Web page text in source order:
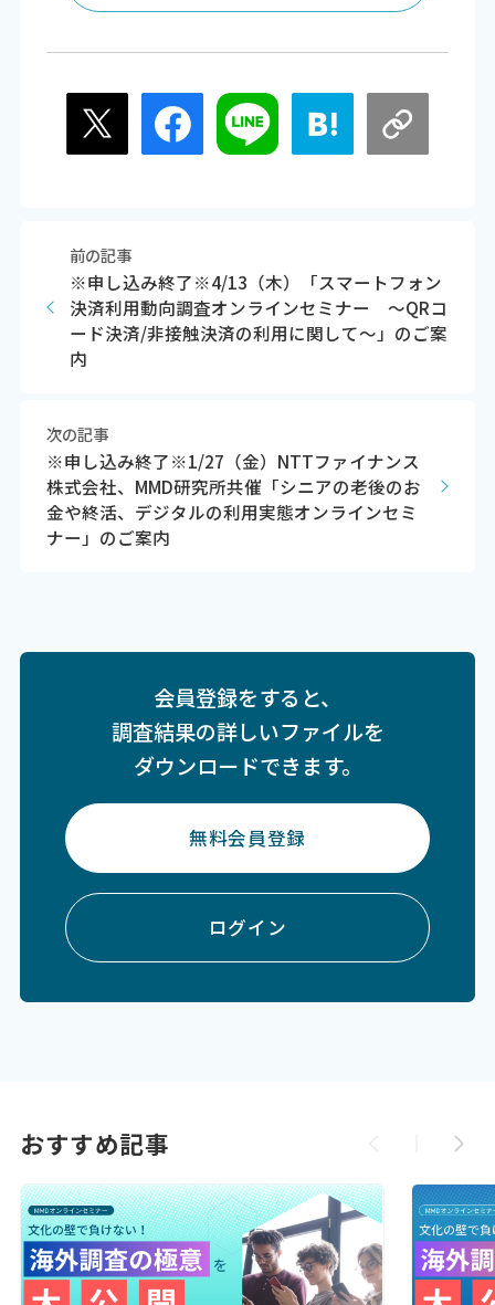
前の記事
※申し込み終了※4/13（木）「スマートフォン
決済利用動向調査オンラインセミナー ～QRコ
ード決済/非接触決済の利用に関して～」のご案
内
次の記事
※申し込み終了※1/27（金）NTTファイナンス
株式会社、MMD研究所共催「シニアの老後のお
金や終活、デジタルの利用実態オンラインセミ
ナー」のご案内
会員登録をすると、
調査結果の詳しいファイルを
ダウンロードできます。
無料会員登録
ログイン
おすすめ記事